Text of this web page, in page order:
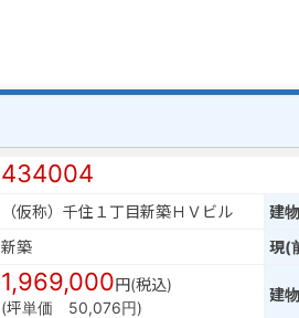
434004
（仮称）千住１丁目新築ＨＶビル 建
新築 現(
1,969,000円(税込)
(坪単価 50,076円)
建